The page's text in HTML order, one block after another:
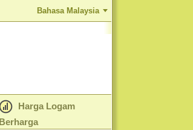
Bahasa Malaysia
Harga Logam
Berharga